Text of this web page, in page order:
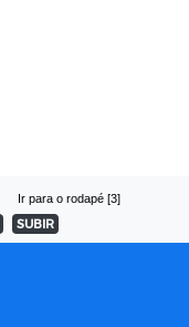
Ir para o rodapé [3]
SUBIR